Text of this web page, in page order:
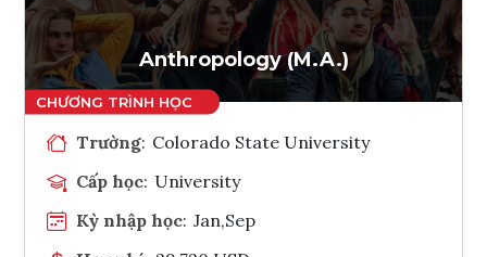
Tham vấn Interlink
Anthropology (M.A.)
Trường: Colorado State University
Cấp học: University
Kỳ nhập học: Jan,Sep